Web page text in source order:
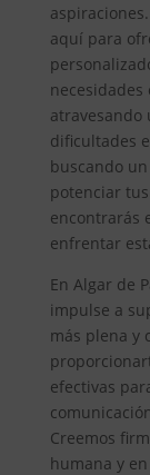
aquí para
necesidades
atravesando
dificultades
buscando
potenciar
encontrarás
enfrentar
En Algar de
impulse a
más plena y
efectivas
Creemos
humana y